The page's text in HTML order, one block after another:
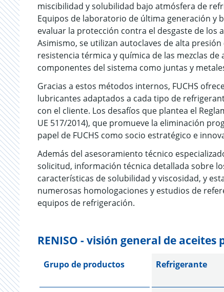
miscibilidad y solubilidad bajo atmósfera de
Equipos de laboratorio de última generación y
evaluar la protección contra el desgaste de los
Asimismo, se utilizan autoclaves de alta
resistencia térmica y química de las mezclas
componentes del sistema como juntas y
Gracias a estos métodos internos, FUCHS
lubricantes adaptados a cada tipo de
con el cliente. Los desafíos que plantea el
UE 517/2014), que promueve la eliminación
papel de FUCHS como socio estratégico e
Además del asesoramiento técnico
solicitud, información técnica detallada sobre
características de solubilidad y viscosidad, y
numerosas homologaciones y estudios de
equipos de refrigeración.
RENISO - visión general de
Grupo de productos Refrigerante